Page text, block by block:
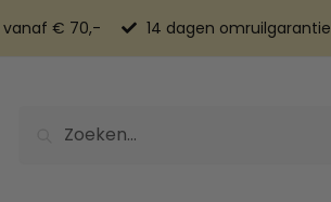
vanaf € 70,- 14 dagen omruilgarantie